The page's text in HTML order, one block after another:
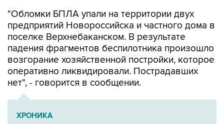
"Обломки БПЛА упали на территории двух
предприятий Новороссийска и частного дома в
поселке Верхнебаканском. В результате
падения фрагментов беспилотника произошло
возгорание хозяйственной постройки, которое
оперативно ликвидировали. Пострадавших
нет", - говорится в сообщении.
ХРОНИКА